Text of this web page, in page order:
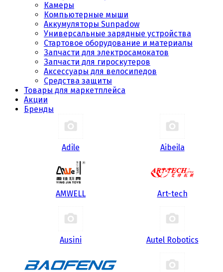
Камеры
Компьютерные мыши
Аккумуляторы Sunpadow
Универсальные зарядные устройства
Стартовое оборудование и материалы
Запчасти для электросамокатов
Запчасти для гироскутеров
Аксессуары для велосипедов
Средства защиты
Товары для маркетплейса
Акции
Бренды
Adile Aibeila
AMWELL Art-tech
Ausini Autel Robotics